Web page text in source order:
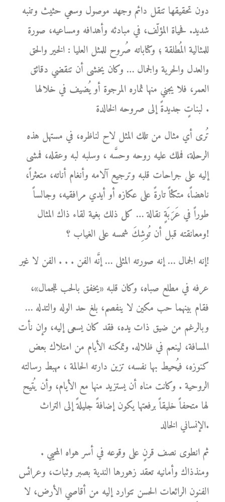
دون تحقيقها تنقل دائم وجهد موصول وسعي حثيث وتنبه
شديد. فحياة المؤلّف، في مبادئه وأهدافه ومساعيه، صورة
للمثالية المُطلقة ؛ وكتاباته صُروح للمثل العليا : الخير والحق
والعدل والحرية والجمال … وكان يخشى أن تنقضي دقائق
العمر، فلا يجني منها ثماره المرجوة أو يُضيف في خلالها
لبناتٍ جديدةً إلى صروحه الخالدة .
تُرى أي مثال من تلك المثل لاح لناظره، في مستهل هذه
الرحلة، فملك عليه روحه وحسَّه ، وسلبه لبه وعقله، فمشى
إليه على جراحات قلبه وترجيع آلامه وأنغام أناته، متعثراً،
ناهضاً، متكئاً تارةً على عكازه أو أيدي مرافقيه، وجالساً
طوراً في عَرَبَةٍ نقالة … كل ذلك بغية لقاء ذاك المثال
ومعانقته قبل أن تُوشِكَ شمسه على الغياب ؟!
إنه الجمال … إنه صورته المثلى … إنَّه الفن . . . الفن لا غير!
عرفه في مطلع صباه، وكان قلبه «يخفق بالحب للجمال»،
فقام بينهما حب مكين لا ينفصم، بلغ حد الوله والتدله …
وبالرغم من ضيق ذات يده، فقد كان يسعى إليه، وإن نأت
المسافة، لينعم في ظلاله. وتمكنه الأيام من امتلاك بعض
كنوزه، فيُحيط بها نفسه، تزين دارته الحالمة ، مهبط رسالته
الروحية . وكانت مناه أن يستزيد منها مع الأيام، وأن يُتيح
لها متحفاً خليقاً برفعتها يكون إضافةً جليلةً إلى التراث
الإنساني الخالد.
ثم انطوى نصف قرنٍ على وقوعه في أسر هواه المحيي .
ومنذذاك وأمانيه تعقد زهورها الندية بصبر وثبات، وعرائس
الفنون الرائعات الحسن تتوارد إليه من أقاصي الأرض، لا